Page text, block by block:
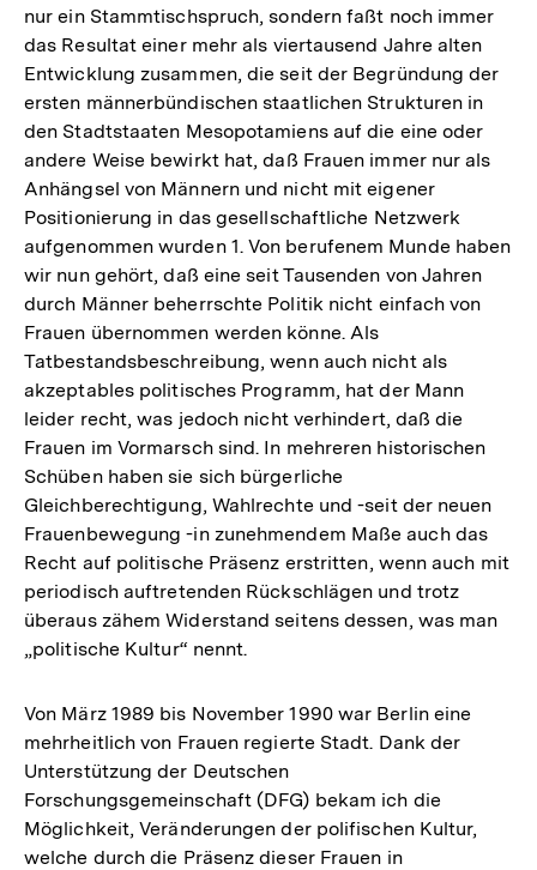
nur ein Stammtischspruch, sondern faßt noch immer
das Resultat einer mehr als viertausend Jahre alten
Entwicklung zusammen, die seit der Begründung der
ersten männerbündischen staatlichen Strukturen in
den Stadtstaaten Mesopotamiens auf die eine oder
andere Weise bewirkt hat, daß Frauen immer nur als
Anhängsel von Männern und nicht mit eigener
Positionierung in das gesellschaftliche Netzwerk
aufgenommen wurden 1. Von berufenem Munde haben
wir nun gehört, daß eine seit Tausenden von Jahren
durch Männer beherrschte Politik nicht einfach von
Frauen übernommen werden könne. Als
Tatbestandsbeschreibung, wenn auch nicht als
akzeptables politisches Programm, hat der Mann
leider recht, was jedoch nicht verhindert, daß die
Frauen im Vormarsch sind. In mehreren historischen
Schüben haben sie sich bürgerliche
Gleichberechtigung, Wahlrechte und -seit der neuen
Frauenbewegung -in zunehmendem Maße auch das
Recht auf politische Präsenz erstritten, wenn auch mit
periodisch auftretenden Rückschlägen und trotz
überaus zähem Widerstand seitens dessen, was man
„politische Kultur“ nennt.
Von März 1989 bis November 1990 war Berlin eine
mehrheitlich von Frauen regierte Stadt. Dank der
Unterstützung der Deutschen
Forschungsgemeinschaft (DFG) bekam ich die
Möglichkeit, Veränderungen der polifischen Kultur,
welche durch die Präsenz dieser Frauen in